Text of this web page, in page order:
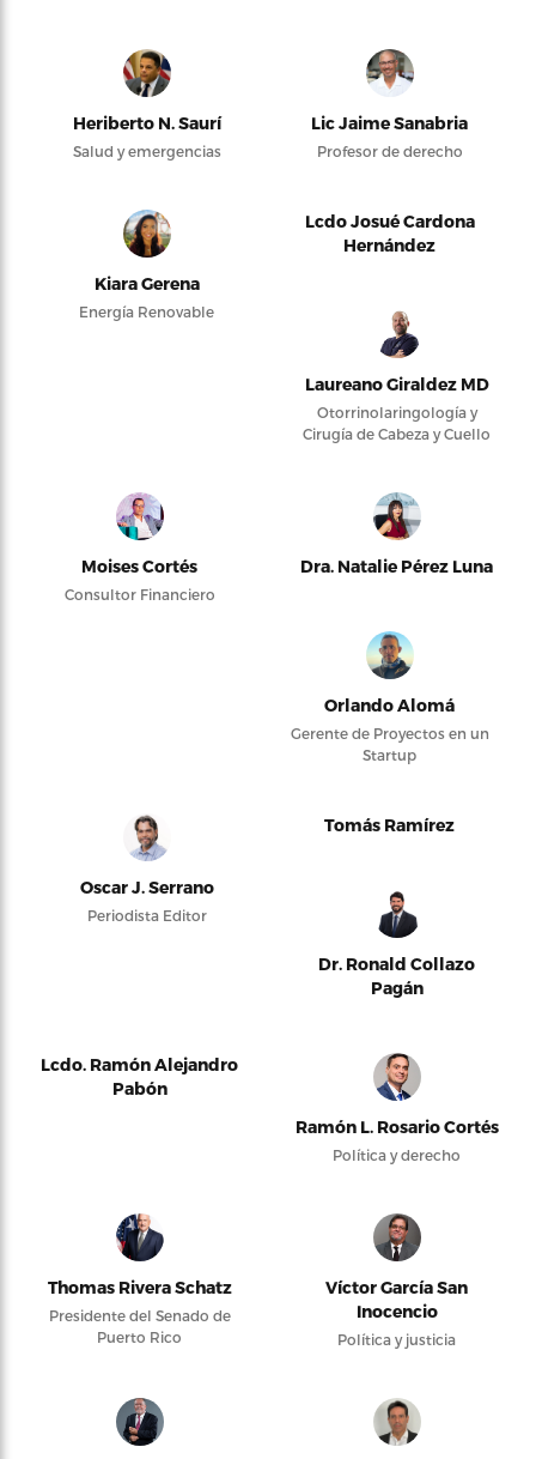
Heriberto N. Saurí
Salud y emergencias
Lic Jaime Sanabria
Profesor de derecho
Kiara Gerena
Energía Renovable
Lcdo Josué Cardona
Hernández
Laureano Giraldez MD
Otorrinolaringología y
Cirugía de Cabeza y Cuello
Moises Cortés
Consultor Financiero
Dra. Natalie Pérez Luna
Orlando Alomá
Gerente de Proyectos en un
Startup
Oscar J. Serrano
Periodista Editor
Tomás Ramírez
Dr. Ronald Collazo
Pagán
Lcdo. Ramón Alejandro
Pabón
Ramón L. Rosario Cortés
Política y derecho
Thomas Rivera Schatz
Presidente del Senado de
Puerto Rico
Víctor García San
Inocencio
Política y justicia